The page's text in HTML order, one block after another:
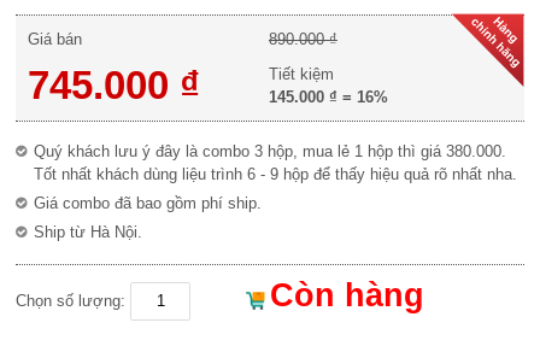
Giá bán
745.000 ₫
890.000 ₫
Tiết kiệm
145.000 ₫ = 16%
Quý khách lưu ý đây là combo 3 hộp, mua lẻ 1 hộp thì giá 380.000.
Tốt nhất khách dùng liệu trình 6 - 9 hộp để thấy hiệu quả rõ nhất nha.
Giá combo đã bao gồm phí ship.
Ship từ Hà Nội.
Chọn số lượng: Còn hàng